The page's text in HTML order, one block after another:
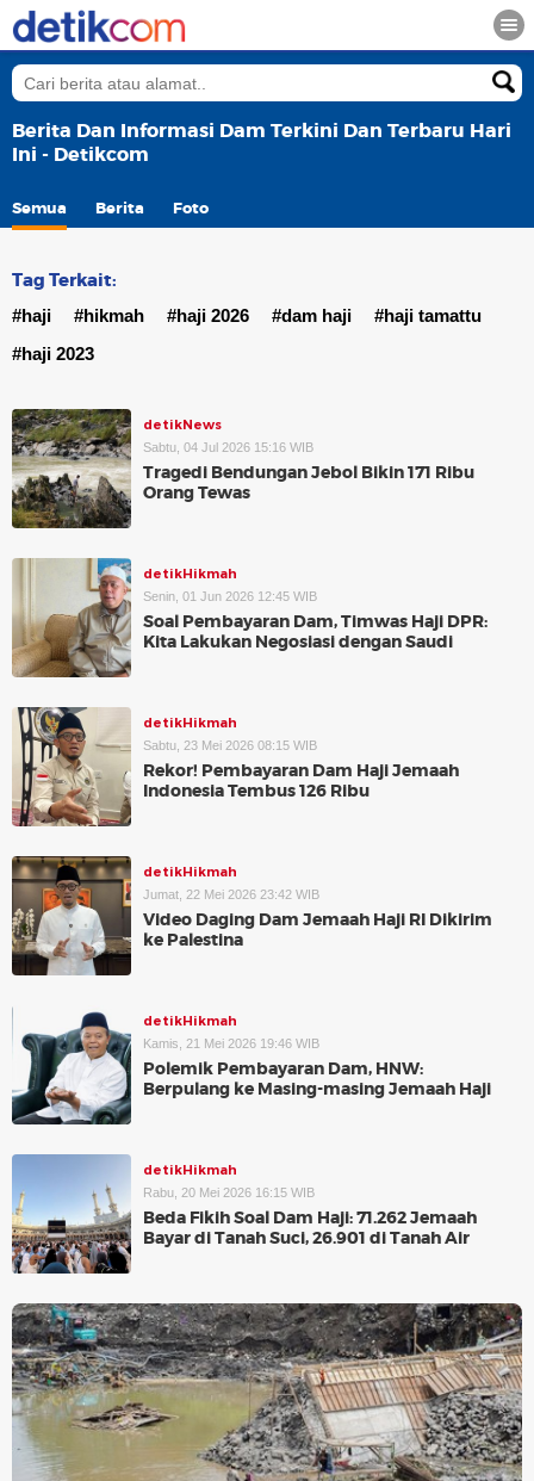
Berita Dan Informasi Dam Terkini Dan Terbaru Hari
Ini - Detikcom
Semua Berita Foto
Tag Terkait:
#haji #hikmah #haji 2026 #dam haji
#haji tamattu
#haji 2023
detikNews
Sabtu, 04 Jul 2026 15:16 WIB
Tragedi Bendungan Jebol Bikin 171 Ribu
Orang Tewas
detikHikmah
Senin, 01 Jun 2026 12:45 WIB
Soal Pembayaran Dam, Timwas Haji DPR:
Kita Lakukan Negosiasi dengan Saudi
detikHikmah
Sabtu, 23 Mei 2026 08:15 WIB
Rekor! Pembayaran Dam Haji Jemaah
Indonesia Tembus 126 Ribu
detikHikmah
Jumat, 22 Mei 2026 23:42 WIB
Video Daging Dam Jemaah Haji RI Dikirim
ke Palestina
detikHikmah
Kamis, 21 Mei 2026 19:46 WIB
Polemik Pembayaran Dam, HNW:
Berpulang ke Masing-masing Jemaah Haji
detikHikmah
Rabu, 20 Mei 2026 16:15 WIB
Beda Fikih Soal Dam Haji: 71.262 Jemaah
Bayar di Tanah Suci, 26.901 di Tanah Air